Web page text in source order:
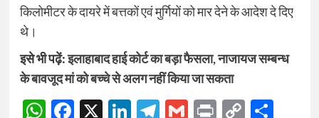
किलोमीटर के दायरे में बत्तकों एवं मुर्गियों को मार देने के आदेश दे दिए
थे।
इसे भी पढ़ें:इलाहाबाद हाई कोर्ट का बड़ा फैसला, नाजायज सम्बन्ध
के बावजूद मां को बच्चे से अलग नहीं किया जा सकता
WhatsApp
Facebook
X LinkedIn
Telegram
Gmail
Print
Copy